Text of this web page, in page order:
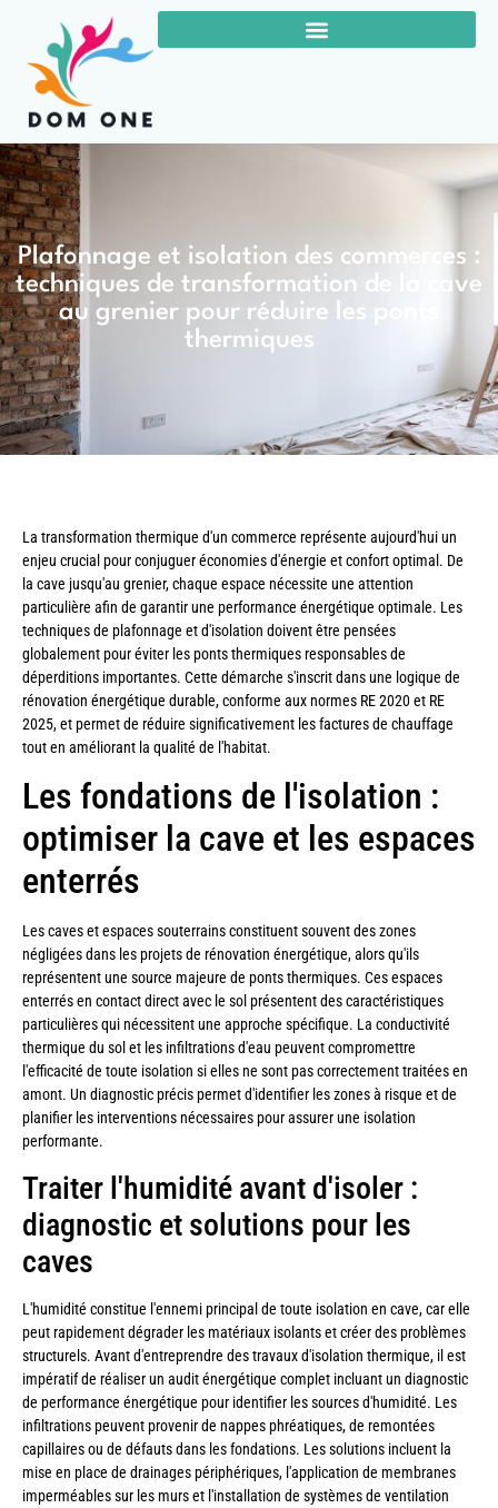
Plafonnage et isolation des commerces :
techniques de transformation de la cave
au grenier pour réduire les ponts
thermiques
La transformation thermique d'un commerce représente aujourd'hui un
enjeu crucial pour conjuguer économies d'énergie et confort optimal. De
la cave jusqu'au grenier, chaque espace nécessite une attention
particulière afin de garantir une performance énergétique optimale. Les
techniques de plafonnage et d'isolation doivent être pensées
globalement pour éviter les ponts thermiques responsables de
déperditions importantes. Cette démarche s'inscrit dans une logique de
rénovation énergétique durable, conforme aux normes RE 2020 et RE
2025, et permet de réduire significativement les factures de chauffage
tout en améliorant la qualité de l'habitat.
Les fondations de l'isolation :
optimiser la cave et les espaces
enterrés
Les caves et espaces souterrains constituent souvent des zones
négligées dans les projets de rénovation énergétique, alors qu'ils
représentent une source majeure de ponts thermiques. Ces espaces
enterrés en contact direct avec le sol présentent des caractéristiques
particulières qui nécessitent une approche spécifique. La conductivité
thermique du sol et les infiltrations d'eau peuvent compromettre
l'efficacité de toute isolation si elles ne sont pas correctement traitées en
amont. Un diagnostic précis permet d'identifier les zones à risque et de
planifier les interventions nécessaires pour assurer une isolation
performante.
Traiter l'humidité avant d'isoler :
diagnostic et solutions pour les
caves
L'humidité constitue l'ennemi principal de toute isolation en cave, car elle
peut rapidement dégrader les matériaux isolants et créer des problèmes
structurels. Avant d'entreprendre des travaux d'isolation thermique, il est
impératif de réaliser un audit énergétique complet incluant un diagnostic
de performance énergétique pour identifier les sources d'humidité. Les
infiltrations peuvent provenir de nappes phréatiques, de remontées
capillaires ou de défauts dans les fondations. Les solutions incluent la
mise en place de drainages périphériques, l'application de membranes
imperméables sur les murs et l'installation de systèmes de ventilation